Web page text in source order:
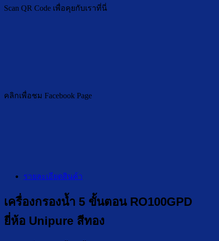
Scan QR Code เพื่อคุยกับเราที่นี่
คลิกเพื่อชม Facebook Page
รายละเอียดสินค้า
เครื่องกรองน้ำ 5 ขั้นตอน RO100GPD
ยี่ห้อ Unipure สีทอง